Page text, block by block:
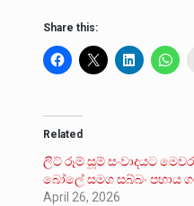
Share this:
Related
ලිට් රූම් සූම් සංවාදයට
බෝලේ සමග සබ්බං පහාය
April 26, 2026